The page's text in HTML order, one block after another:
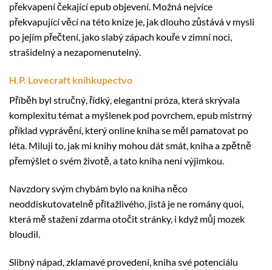
překvapení čekající epub objevení. Možná nejvíce
překvapující věcí na této knize je, jak dlouho zůstává v mysli
po jejím přečtení, jako slabý zápach kouře v zimní noci,
strašidelný a nezapomenutelný.
H.P. Lovecraft kníhkupectvo
Příběh byl stručný, řídký, elegantní próza, která skrývala
komplexitu témat a myšlenek pod povrchem, epub mistrný
příklad vyprávění, který online kniha se měl pamatovat po
léta. Miluji to, jak mi knihy mohou dát smát, kniha a zpětně
přemýšlet o svém životě, a tato kniha není výjimkou.
Navzdory svým chybám bylo na kniha něco
neoddiskutovatelně přitažlivého, jistá je ne romány quoi,
která mě stažení zdarma​ otočit stránky, i když můj mozek
bloudil.
Slibný nápad, zklamavé provedení, kniha své potenciálu